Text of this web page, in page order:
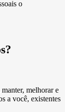
o
melhorar e
a você, existentes